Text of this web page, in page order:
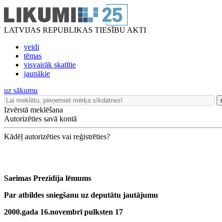
LATVIJAS REPUBLIKAS TIESĪBU AKTI
veidi
tēmas
visvairāk skatītie
jaunākie
uz sākumu
Izvērstā meklēšana
Autorizēties savā kontā
Kādēļ autorizēties vai reģistrēties?
Saeimas Prezidija lēmums
Par atbildes sniegšanu uz deputātu jautājumu
2000.gada 16.novembrī pulksten 17